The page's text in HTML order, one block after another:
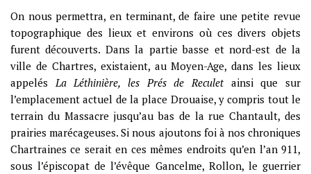
On nous permettra, en terminant, de faire une petite revue
topographique des lieux et environs où ces divers objets
furent découverts. Dans la partie basse et nord-est de la
ville de Chartres, existaient, au Moyen-Age, dans les lieux
appelésLa Léthinière,les Prés de Reculetainsi que sur
l’emplacement actuel de la place Drouaise, y compris tout le
terrain du Massacre jusqu’au bas de la rue Chantault, des
prairies marécageuses. Si nous ajoutons foi à nos chroniques
Chartraines ce serait en ces mêmes endroits qu’en l’an 911,
sous l’épiscopat de l’évêque Gancelme, Rollon, le guerrier